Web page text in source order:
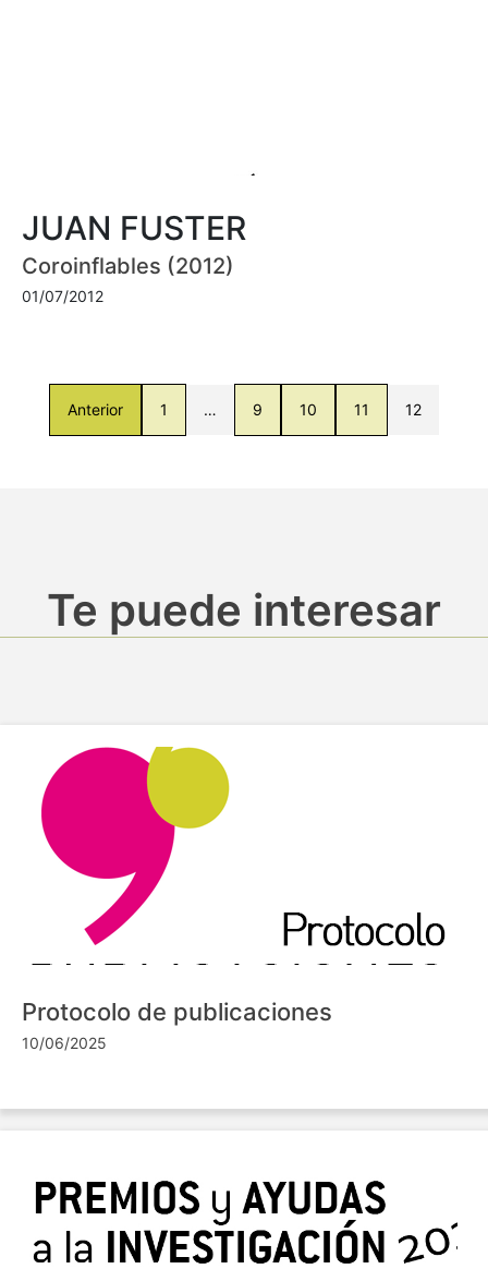
JUAN FUSTER
Coroinflables (2012)
01/07/2012
Anterior 1 … 9 10 11 12
Te puede interesar
Protocolo de publicaciones
10/06/2025